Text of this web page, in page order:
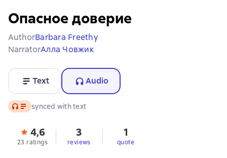
Опасное доверие
AuthorBarbara Freethy
NarratorАлла Човжик
Text Audio
Audio synced with text
4,6
23 ratings
3
reviews
1
quote